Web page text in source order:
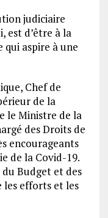
judiciaire
est d’être à la
aspire à une
Chef de
de la
le Ministre de la
des Droits de
encourageants
de la Covid-19.
Budget et des
les efforts et les